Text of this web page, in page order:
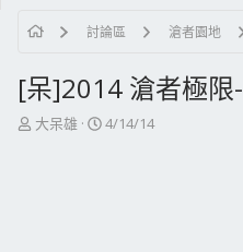
討論區 滄者園地
[呆]2014 滄者極
主
大呆雄
開
4/14/14